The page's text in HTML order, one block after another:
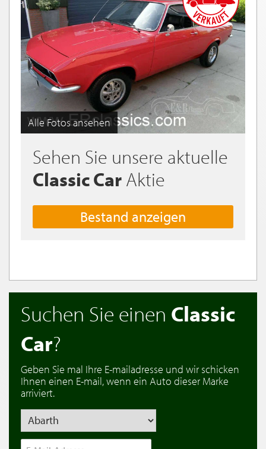
Alle Fotos ansehen
Sehen Sie unsere aktuelle
Classic Car Aktie
Bestand anzeigen
Suchen Sie einen Classic
Car?
Geben Sie mal Ihre E-mailadresse und wir schicken
Ihnen einen E-mail, wenn ein Auto dieser Marke
arriviert.